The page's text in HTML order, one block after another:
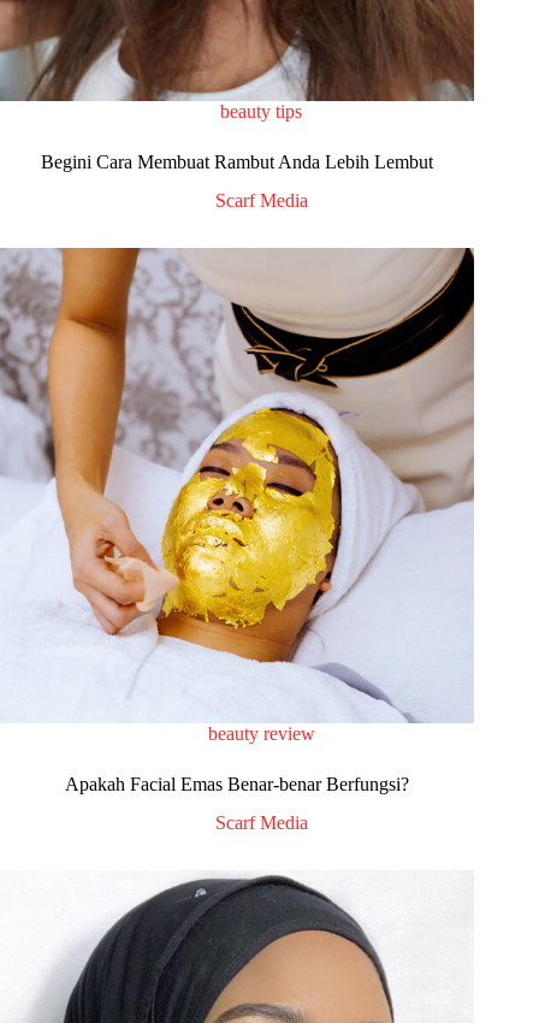
beauty tips
Begini Cara Membuat Rambut Anda Lebih Lembut
Scarf Media
beauty review
Apakah Facial Emas Benar-benar Berfungsi?
Scarf Media